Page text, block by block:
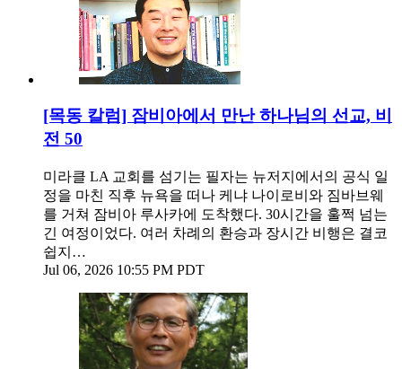
[목동 칼럼] 잠비아에서 만난 하나님의 선교, 비
전 50
미라클 LA 교회를 섬기는 필자는 뉴저지에서의 공식 일
정을 마친 직후 뉴욕을 떠나 케냐 나이로비와 짐바브웨
를 거쳐 잠비아 루사카에 도착했다. 30시간을 훌쩍 넘는
긴 여정이었다. 여러 차례의 환승과 장시간 비행은 결코
쉽지…
Jul 06, 2026 10:55 PM PDT